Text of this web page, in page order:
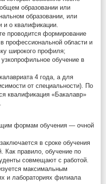
образовании или
образовании, или
и о квалификации.
проводится формирование
профессиональной области и
широкого профиля;
обучение в
4 года, а для
от специальности). По
квалификация «Бакалавр»
формам обучения — очной
в сроке обучения
Как правило, обучение по
совмещают с работой.
максимальным
и лабораториях филиала